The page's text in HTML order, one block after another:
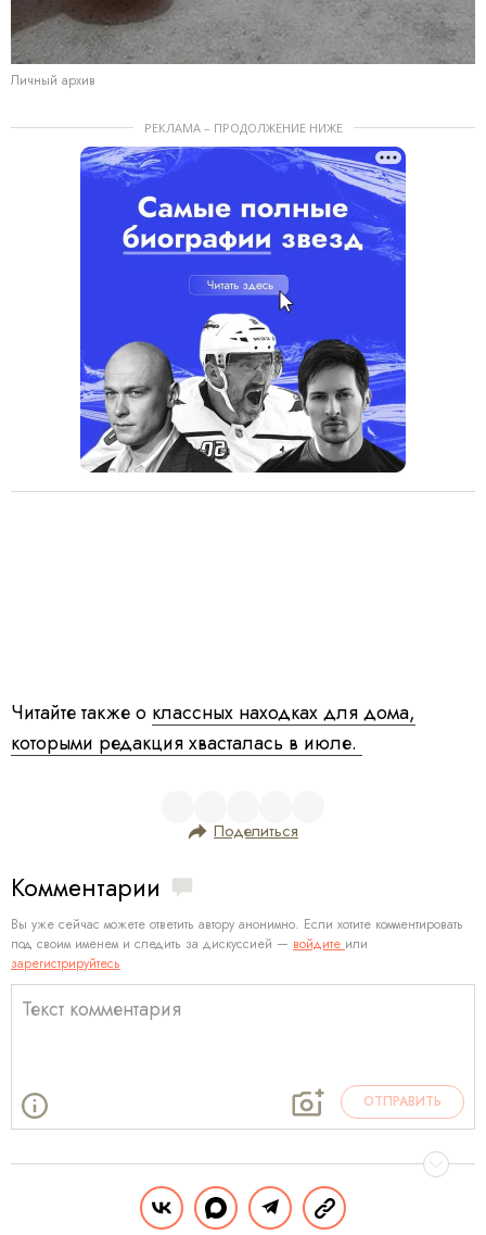
Личный архив
РЕКЛАМА – ПРОДОЛЖЕНИЕ НИЖЕ
Читайте также о классных находках для дома,
которыми редакция хвасталась в июле.
Поделиться
Комментарии
Вы уже сейчас можете ответить автору анонимно. Если хотите комментировать
под своим именем и следить за дискуссией — войдите или
зарегистрируйтесь
ОТПРАВИТЬ